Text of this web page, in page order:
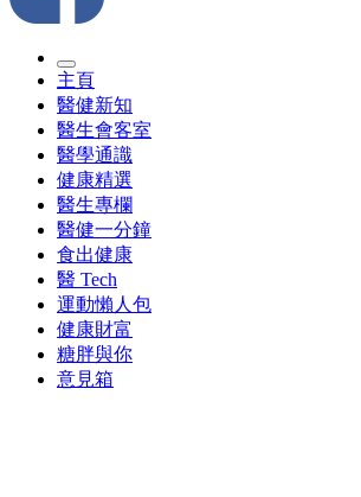
主頁
醫健新知
醫生會客室
醫學通識
健康精選
醫生專欄
醫健一分鐘
食出健康
醫 Tech
運動懶人包
健康財富
糖胖與你
意見箱